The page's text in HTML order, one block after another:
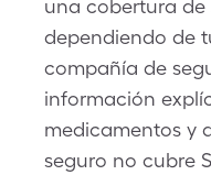
una cobertura
dependiendo de
compañía de
información
medicamentos y
seguro no cubre